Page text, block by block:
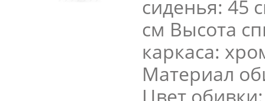
сиденья: 45
см Высота
каркаса:
Материал